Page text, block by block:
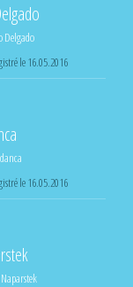
Delgado
le 16.05.2016
le 16.05.2016